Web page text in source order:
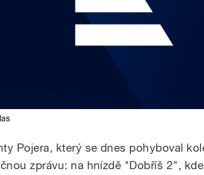
Pojera, který se dnes pohyboval
zprávu: na hnízdě "Dobříš 2",